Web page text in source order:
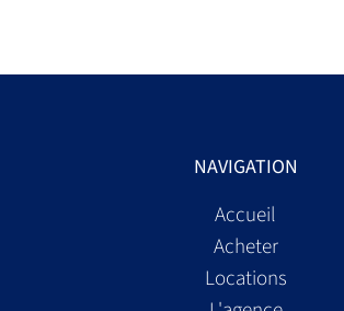
NAVIGATION
Accueil
Acheter
Locations